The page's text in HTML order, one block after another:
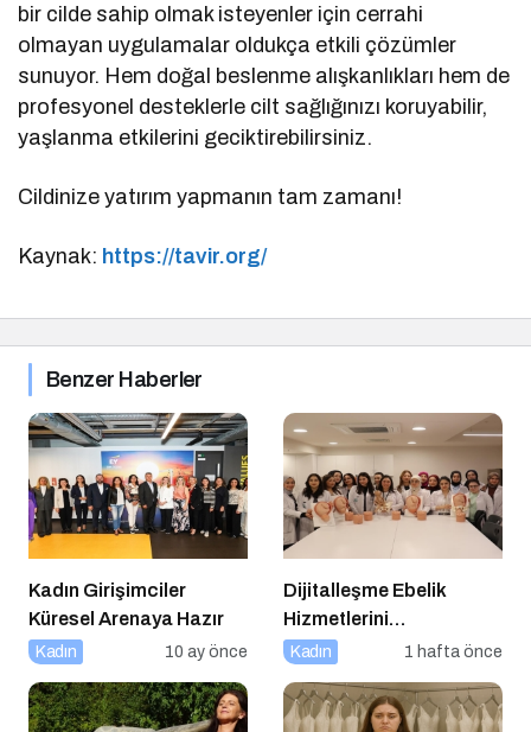
bir cilde sahip olmak isteyenler için cerrahi
olmayan uygulamalar oldukça etkili çözümler
sunuyor. Hem doğal beslenme alışkanlıkları hem de
profesyonel desteklerle cilt sağlığınızı koruyabilir,
yaşlanma etkilerini geciktirebilirsiniz.
Cildinize yatırım yapmanın tam zamanı!
Kaynak: https://tavir.org/
Benzer Haberler
Kadın Girişimciler
Küresel Arenaya Hazır
Kadın 10 ay önce
Dijitalleşme Ebelik
Hizmetlerini
Dönüştürüyor
Kadın 1 hafta önce